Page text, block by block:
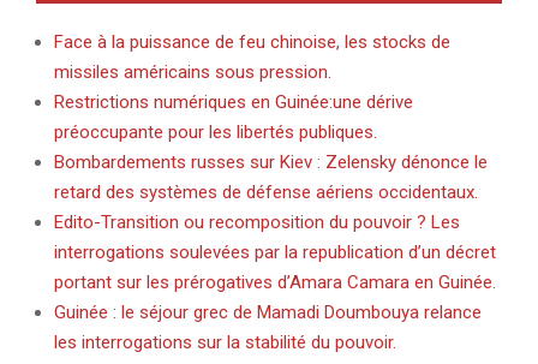
Face à la puissance de feu chinoise, les stocks de
missiles américains sous pression.
Restrictions numériques en Guinée:une dérive
préoccupante pour les libertés publiques.
Bombardements russes sur Kiev : Zelensky dénonce le
retard des systèmes de défense aériens occidentaux.
Edito-Transition ou recomposition du pouvoir ? Les
interrogations soulevées par la republication d’un décret
portant sur les prérogatives d’Amara Camara en Guinée.
Guinée : le séjour grec de Mamadi Doumbouya relance
les interrogations sur la stabilité du pouvoir.